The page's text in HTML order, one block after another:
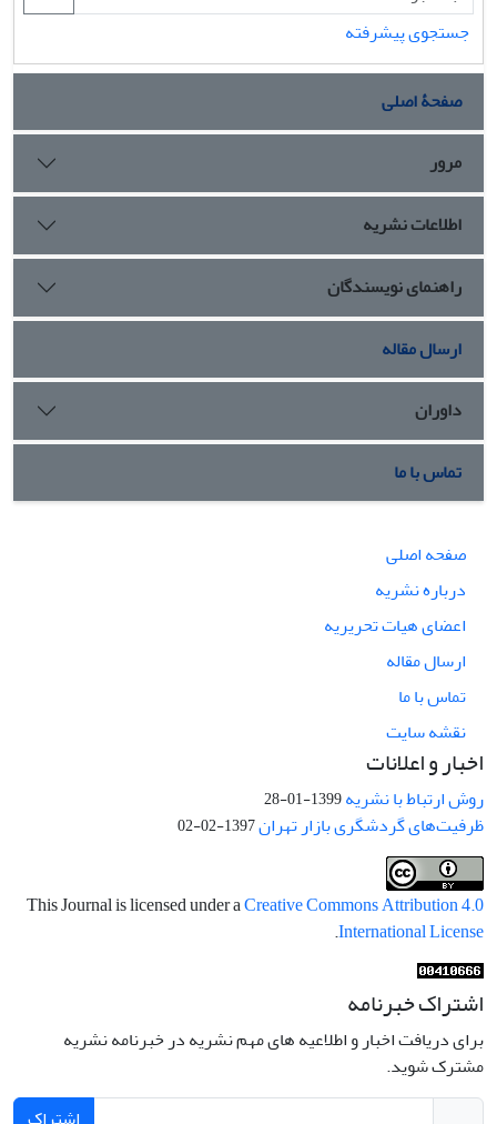
جستجوی پیشرفته
صفحۀ اصلی
مرور
اطلاعات نشریه
راهنمای نویسندگان
ارسال مقاله
داوران
تماس با ما
صفحه اصلی
درباره نشریه
اعضای هیات تحریریه
ارسال مقاله
تماس با ما
نقشه سایت
اخبار و اعلانات
روش ارتباط با نشریه1399-01-28
ظرفیت‌های گردشگری بازار تهران1397-02-02
This Journal is licensed under aCreative Commons Attribution 4.0
International License
.
اشتراک خبرنامه
برای دریافت اخبار و اطلاعیه های مهم نشریه در خبرنامه نشریه
مشترک شوید.